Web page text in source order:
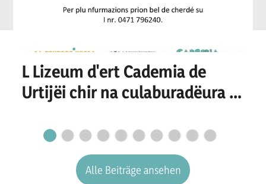
L Lizeum d'ert Cademia de
Urtijëi chir na culaburadëura o
secretariat
Alle Beiträge ansehen